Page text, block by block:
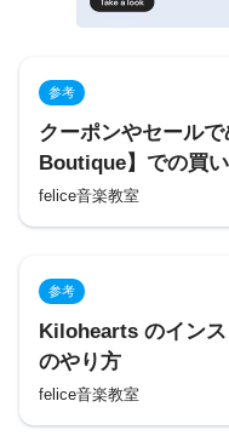
参考
クーポンやセール
Boutique】での買
felice音楽教室
参考
Kilohearts のイン
のやり方
felice音楽教室